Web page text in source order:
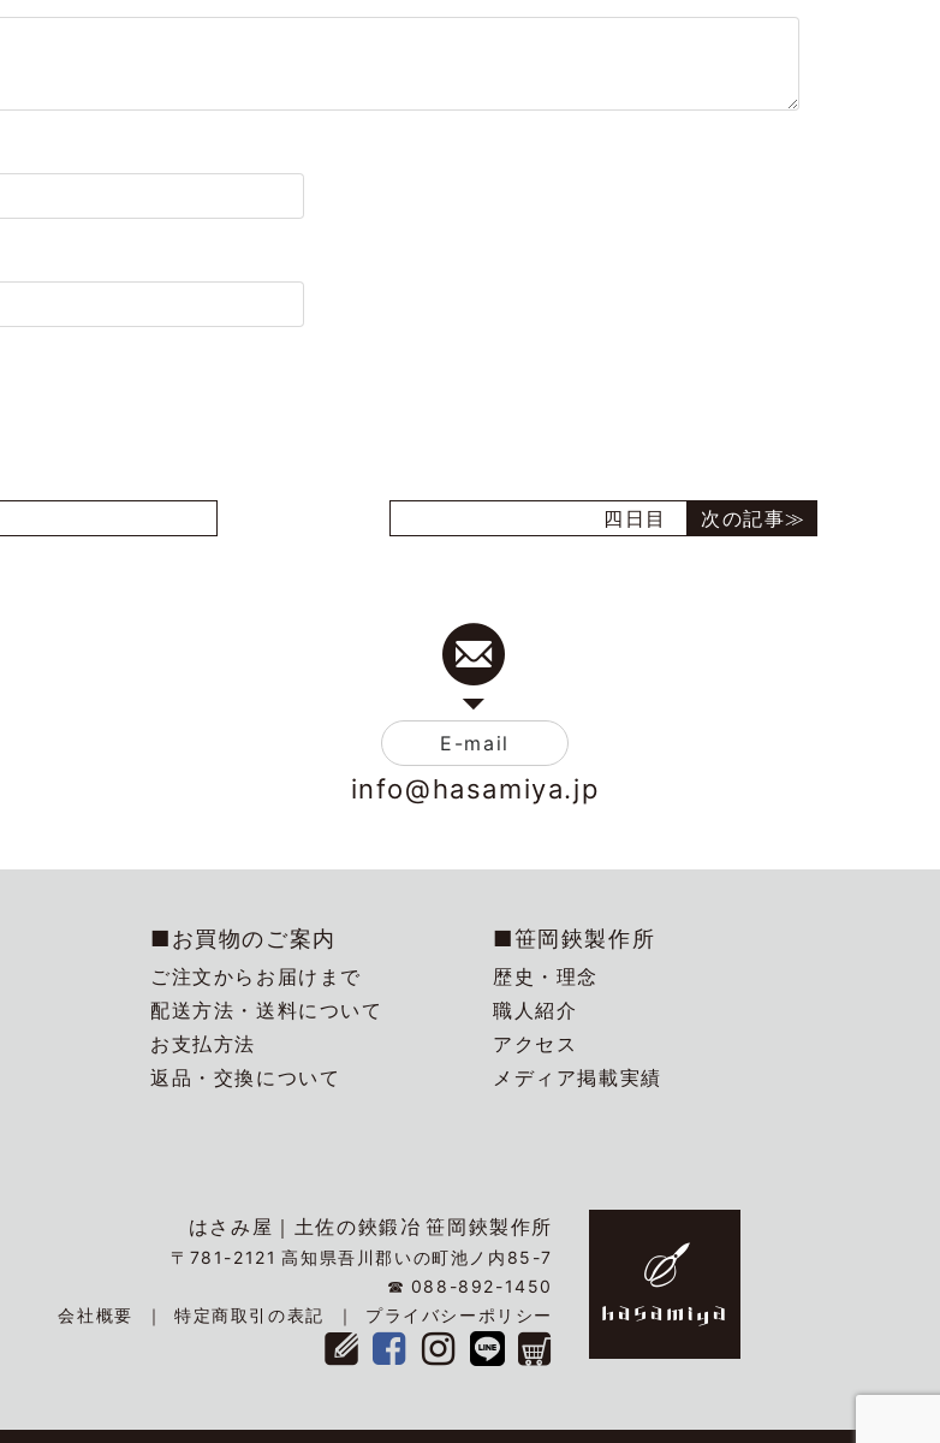
四日目
E-mail
info@hasamiya.jp
■お買物のご案内
ご注文からお届けまで
配送方法・送料について
お支払方法
返品・交換について
■笹岡鋏製作所
歴史・理念
職人紹介
アクセス
メディア掲載実績
はさみ屋｜ 土佐の鋏鍛冶 笹岡鋏製作所
〒781-2121 高知県吾川郡いの町池ノ内85-7
☎ 088-892-1450
会社概要
特定商取引の表記 プライバシーポリシー